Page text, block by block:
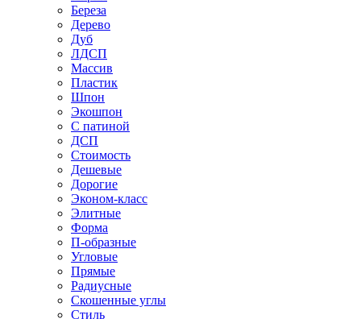
Береза
Дерево
Дуб
ЛДСП
Массив
Пластик
Шпон
Экошпон
С патиной
ДСП
Стоимость
Дешевые
Дорогие
Эконом-класс
Элитные
Форма
П-образные
Угловые
Прямые
Радиусные
Скошенные углы
Стиль